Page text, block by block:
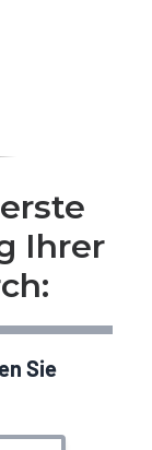
Ihrer